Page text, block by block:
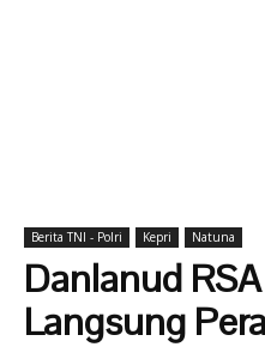
Berita TNI - Polri Kepri Natuna
Danlanud
Langsung